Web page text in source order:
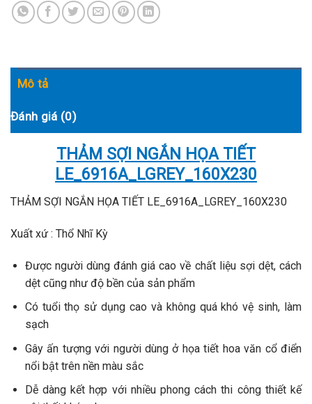
Mô tả
Đánh giá (0)
THẢM SỢI NGẮN HỌA TIẾT
LE_6916A_LGREY_160X230
THẢM SỢI NGẮN HỌA TIẾT LE_6916A_LGREY_160X230
Xuất xứ : Thổ Nhĩ Kỳ
Được người dùng đánh giá cao về chất liệu sợi dệt, cách
dệt cũng như độ bền của sản phẩm
Có tuổi thọ sử dụng cao và không quá khó vệ sinh, làm
sạch
Gây ấn tượng với người dùng ở họa tiết hoa văn cổ điển
nổi bật trên nền màu sắc
Dễ dàng kết hợp với nhiều phong cách thi công thiết kế